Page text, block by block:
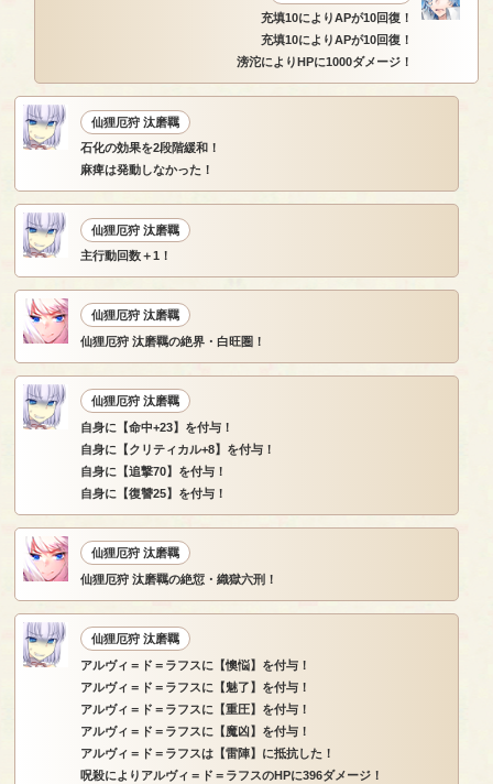
充填10によりAPが10回復！
充填10によりAPが10回復！
滂沱によりHPに1000ダメージ！
仙狸厄狩 汰磨羈
石化の効果を2段階緩和！
麻痺は発動しなかった！
仙狸厄狩 汰磨羈
主行動回数＋1！
仙狸厄狩 汰磨羈
仙狸厄狩 汰磨羈の絶界・白旺圏！
仙狸厄狩 汰磨羈
自身に【命中+23】を付与！
自身に【クリティカル+8】を付与！
自身に【追撃70】を付与！
自身に【復讐25】を付与！
仙狸厄狩 汰磨羈
仙狸厄狩 汰磨羈の絶愆・織獄六刑！
仙狸厄狩 汰磨羈
アルヴィ＝ド＝ラフスに【懊悩】を付与！
アルヴィ＝ド＝ラフスに【魅了】を付与！
アルヴィ＝ド＝ラフスに【重圧】を付与！
アルヴィ＝ド＝ラフスに【魔凶】を付与！
アルヴィ＝ド＝ラフスは【雷陣】に抵抗した！
呪殺によりアルヴィ＝ド＝ラフスのHPに396ダメージ！